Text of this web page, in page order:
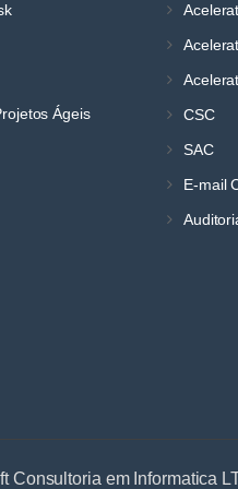
Ágeis
CSC
SAC
E-mail
Consultoria em Informatica